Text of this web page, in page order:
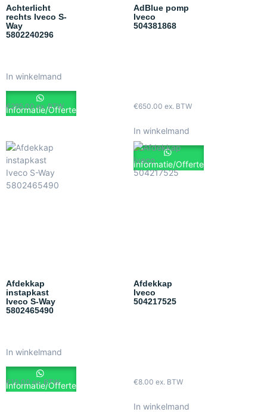
Achterlicht
rechts Iveco S-
Way
5802240296
€295.00 ex. BTW
In winkelmand
Informatie/Offerte
AdBlue pomp
Iveco
504381868
€650.00 ex. BTW
In winkelmand
Informatie/Offerte
Afdekkap
instapkast
Iveco S-Way
5802465490
€10.00 ex. BTW
In winkelmand
Informatie/Offerte
Afdekkap
Iveco
504217525
€8.00 ex. BTW
In winkelmand